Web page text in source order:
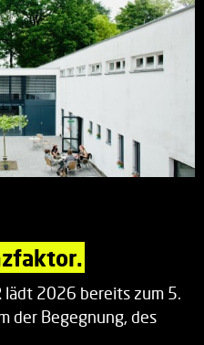
lädt 2026 bereits zum 5.
der Begegnung, des